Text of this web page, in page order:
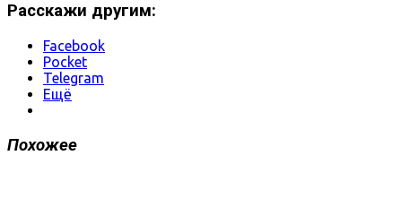
Расскажи другим:
Facebook
Pocket
Telegram
Ещё
Похожее